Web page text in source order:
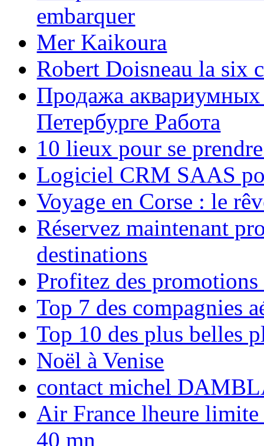
embarquer
Mer Kaikoura
Robert Doisneau la six
Продажа аквариумных
Петербурге Работа
10 lieux pour se
Logiciel CRM SAAS
Voyage en Corse : le
Réservez maintenant
destinations
Profitez des
Top 7 des compagnies
Top 10 des plus belles
Noël à Venise
contact michel
Air France lheure limite
40 mn